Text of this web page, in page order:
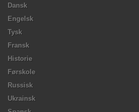
Dansk
Engelsk
Tysk
Fransk
Historie
Førskole
Russisk
Ukrainsk